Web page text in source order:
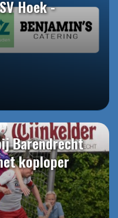
Hoek -
Barendrecht
koploper